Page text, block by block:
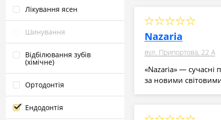
Лікування ясен
Шинування
Відбілювання зубів
(хімічне)
Ортодонтія
Ендодонтія
Nazaria
вул. Припортова, 22 А
«Nazaria» — сучасні
за новими